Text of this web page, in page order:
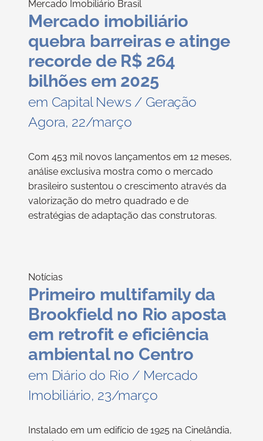
Mercado Imobiliário Brasil
Mercado imobiliário
quebra barreiras e atinge
recorde de R$ 264
bilhões em 2025
em Capital News / Geração
Agora, 22/março
Com 453 mil novos lançamentos em 12 meses,
análise exclusiva mostra como o mercado
brasileiro sustentou o crescimento através da
valorização do metro quadrado e de
estratégias de adaptação das construtoras.
Notícias
Primeiro multifamily da
Brookfield no Rio aposta
em retrofit e eficiência
ambiental no Centro
em Diário do Rio / Mercado
Imobiliário, 23/março
Instalado em um edifício de 1925 na Cinelândia,